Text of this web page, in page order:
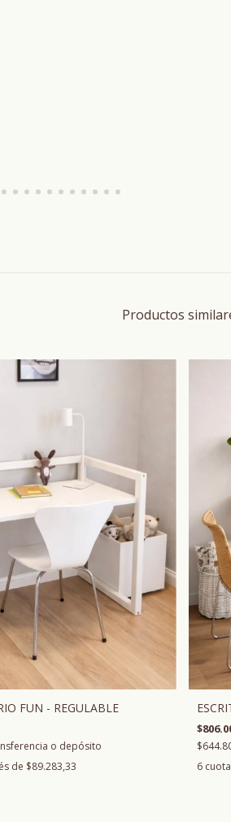
Productos
FUN - REGULABLE
o depósito
de $89.283,33
6